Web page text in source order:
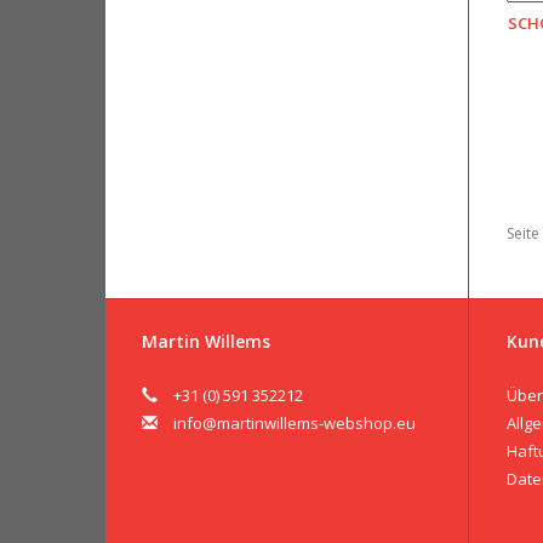
Martin Willems
+31 (0) 591 352212
info@martinwillems-webshop.eu